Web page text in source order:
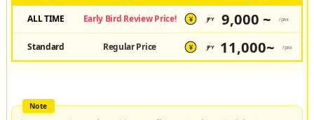
ALL TIME Early Bird Review Price! ¥ JPY 9,000 ~ /pax
Standard Regular Price ¥ JPY 11,000~ /pax